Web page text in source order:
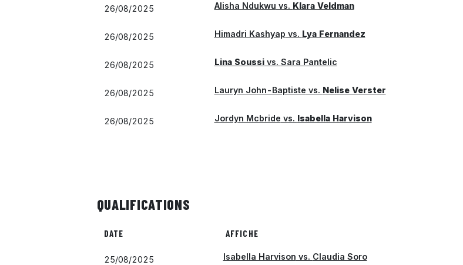
26/08/2025 Alisha Ndukwu vs. Klara Veldman
26/08/2025 Himadri Kashyap vs. Lya Fernandez
26/08/2025 Lina Soussivs. Sara Pantelic
26/08/2025 Lauryn John-Baptiste vs. Nelise Verster
26/08/2025 Jordyn Mcbride vs. Isabella Harvison
QUALIFICATIONS
DATE AFFICHE
25/08/2025 Isabella Harvison vs. Claudia Soro